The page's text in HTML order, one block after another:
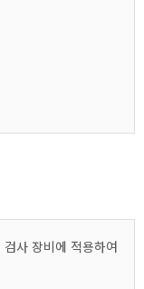
사 장비에 적용하여